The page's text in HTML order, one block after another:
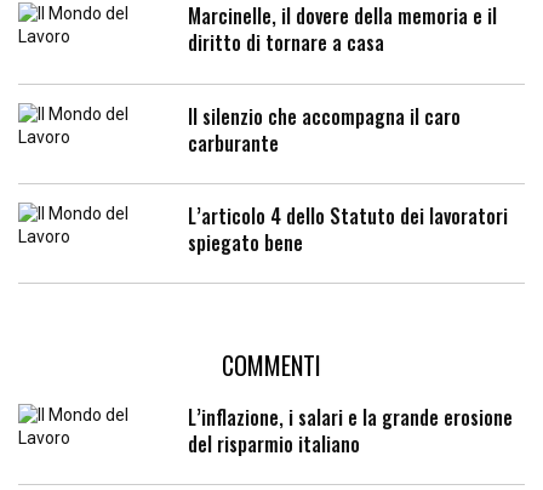
Marcinelle, il dovere della memoria e il
diritto di tornare a casa
Il silenzio che accompagna il caro
carburante
L’articolo 4 dello Statuto dei lavoratori
spiegato bene
COMMENTI
L’inflazione, i salari e la grande erosione
del risparmio italiano